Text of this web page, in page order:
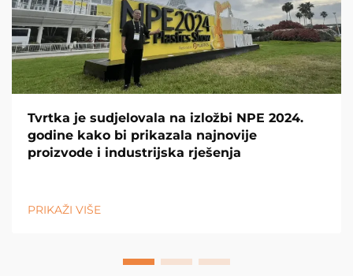
Tvrtka je sudjelovala na izložbi NPE 2024.
godine kako bi prikazala najnovije
proizvode i industrijska rješenja
PRIKAŽI VIŠE